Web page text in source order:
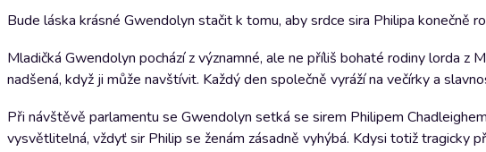
Bude láska krásné Gwendolyn stačit k tomu, aby srdce sira Philipa konečně
Mladičká Gwendolyn pochází z významné, ale ne příliš bohaté rodiny lorda
nadšená, když ji může navštívit. Každý den společně vyráží na večírky a
Při návštěvě parlamentu se Gwendolyn setká se sirem Philipem
vysvětlitelná, vždyť sir Philip se ženám zásadně vyhýbá. Kdysi totiž tragicky